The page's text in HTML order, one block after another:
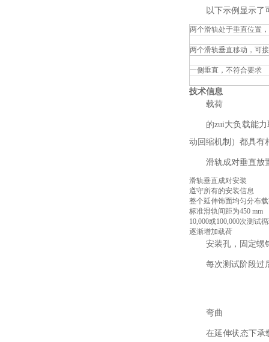
以下示例显示了
两个滑轨处于垂直位置
两个滑轨垂直移动，可
一侧垂直，不符合要求
技术信息
载荷
的zui大负载能
动回缩机制）都具有
滑轨成对垂直放
滑轨垂直成对安装
遵守所有的安装信息
整个延伸饰面均匀分布
标准滑轨间距为450 mm
10,000或100,000次测试
逐渐增加载荷
安装孔，固定螺
每次测试阶段过
弯曲
在延伸状态下承